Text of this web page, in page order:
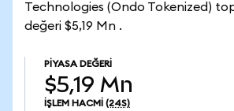
Technologies (Ondo Tokenized)
değeri $5,19 Mn .
PIYASA DEĞERI
$5,19 Mn
İŞLEM HACMI (24S)